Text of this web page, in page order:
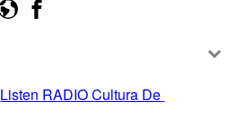
Listen RADIO Cultura De